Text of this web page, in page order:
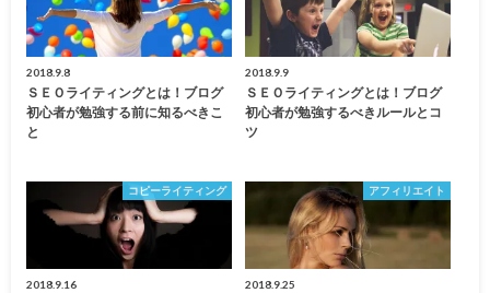
2018.9.8
ＳＥＯライティングとは！ブログ
初心者が勉強する前に知るべきこ
と
2018.9.9
ＳＥＯライティングとは！ブログ
初心者が勉強するべきルールとコ
ツ
コピーライティング
2018.9.16
アフィリエイト
2018.9.25